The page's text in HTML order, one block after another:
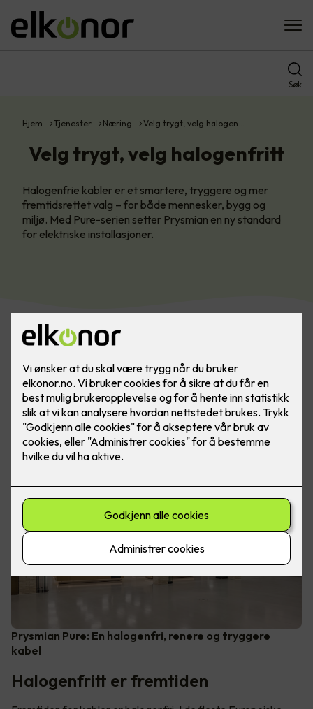
Søk
Hjem Tjenester Næring Velg trygt, velg halogen…
Velg trygt, velg halogenfritt
Halogenfrie kabler er et smartere, tryggere og mer
fremtidsrettet valg – for både mennesker, bygg og
miljø. Med Pure-serien setter Prysmian en ny standard
for elektriske installasjoner.
Prysmian Pure: En halogenfri, renere og tryggere
kabel
Halogenfritt er fremtiden